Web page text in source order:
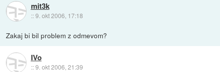
mit3k
::9. okt 2006, 17:18
Zakaj bi bil problem z odmevom?
IVo
::9. okt 2006, 21:39